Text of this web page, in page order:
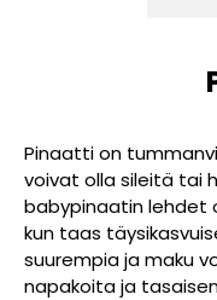
Pinaatti on
voivat olla sileitä tai
babypinaatin lehdet
kun taas
suurempia ja maku
napakoita ja